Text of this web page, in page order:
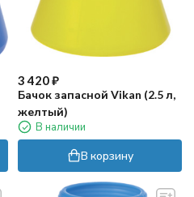
3 420₽
Бачок запасной Vikan (2.5 л,
желтый)
В наличии
В корзину